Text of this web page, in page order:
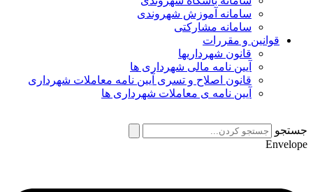
سامانه آموزش شهروندی
سامانه مشارکتی
قوانین و مقررات
قانون شهرداریها
آیین نامه مالی شهرداری ها
قانون اصلاح و تسری آیین نامه معاملات شهرداری
آیین نامه ی معاملات شهرداری ها
جستجو
Envelope